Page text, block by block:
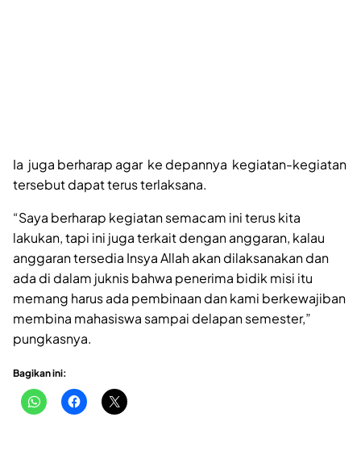
Ia juga berharap agar ke depannya kegiatan-kegiatan
tersebut dapat terus terlaksana.
“Saya berharap kegiatan semacam ini terus kita
lakukan, tapi ini juga terkait dengan anggaran, kalau
anggaran tersedia Insya Allah akan dilaksanakan dan
ada di dalam juknis bahwa penerima bidik misi itu
memang harus ada pembinaan dan kami berkewajiban
membina mahasiswa sampai delapan semester,”
pungkasnya.
Bagikan ini: